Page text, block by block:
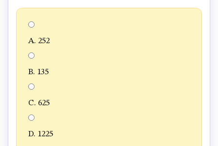
A. 252
B. 135
C. 625
D. 1225